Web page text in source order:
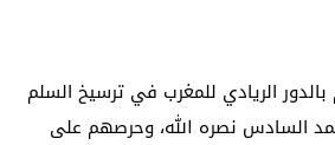
الريادي للمغرب في ترسيخ السلم
السادس نصره الله، وحرصهم على